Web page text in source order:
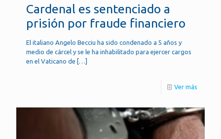
Cardenal es sentenciado a
prisión por fraude financiero
El italiano Angelo Becciu ha sido condenado a 5 años y
medio de cárcel y se le ha inhabilitado para ejercer cargos
en el Vaticano de […]
Ver más